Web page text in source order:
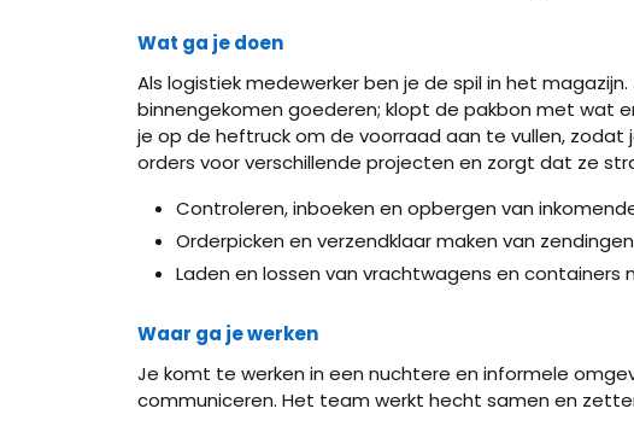
Wat ga je doen
Als logistiek medewerker ben je de spil in het
binnengekomen goederen; klopt de pakbon met wat
je op de heftruck om de voorraad aan te vullen, zodat
orders voor verschillende projecten en zorgt dat ze
Controleren, inboeken en opbergen van
Orderpicken en verzendklaar maken van
Laden en lossen van vrachtwagens en containers
Waar ga je werken
Je komt te werken in een nuchtere en informele
communiceren. Het team werkt hecht samen en